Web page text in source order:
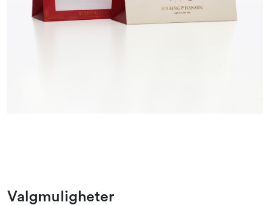
Valgmuligheter